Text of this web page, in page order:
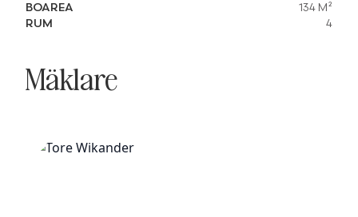
BOAREA
134 M²
RUM
4
Mäklare